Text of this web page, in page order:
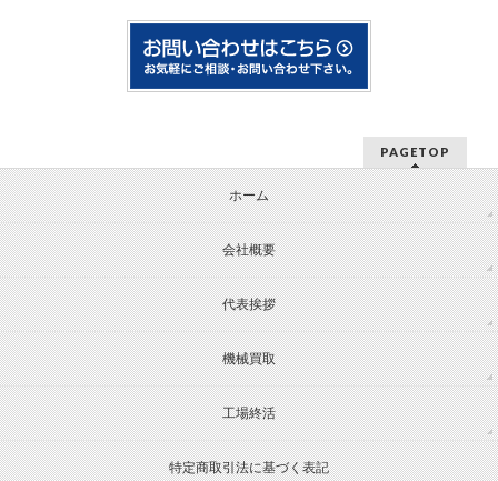
PAGETOP
ホーム
会社概要
代表挨拶
機械買取
工場終活
特定商取引法に基づく表記